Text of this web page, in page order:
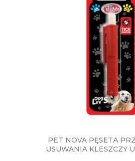
PET NOVA PĘSETA
USUWANIA KLESZCZY